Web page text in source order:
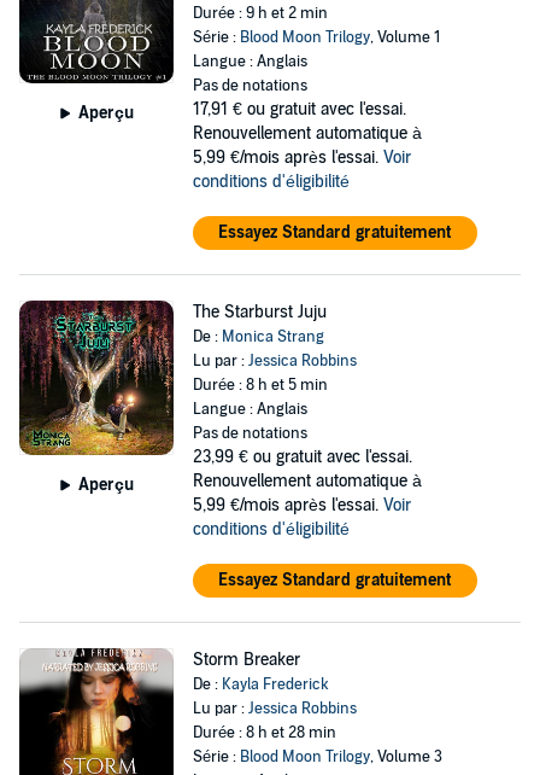
Aperçu
Durée : 9 h et 2 min
Série : Blood Moon Trilogy, Volume 1
Langue : Anglais
Pas de notations
17,91 € ou gratuit avec l'essai.
Renouvellement automatique à
5,99 €/mois après l'essai. Voir
conditions d'éligibilité
Essayez Standard gratuitement
Aperçu
The Starburst Juju
De : Monica Strang
Lu par :Jessica Robbins
Durée : 8 h et 5 min
Langue : Anglais
Pas de notations
23,99 € ou gratuit avec l'essai.
Renouvellement automatique à
5,99 €/mois après l'essai. Voir
conditions d'éligibilité
Essayez Standard gratuitement
Storm Breaker
De : Kayla Frederick
Lu par :Jessica Robbins
Durée : 8 h et 28 min
Série : Blood Moon Trilogy, Volume 3